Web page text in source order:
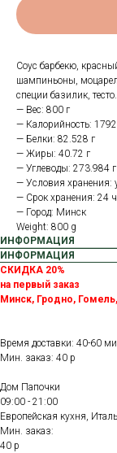
Соус барбекю,
шампиньоны,
специи базилик, тесто.
— Вес: 800 г
— Калорийность:
— Белки: 82.528 г
— Жиры: 40.72 г
— Углеводы: 273.984 г
— Условия хранения:
— Срок хранения: 24
— Город: Минск
Weight: 800 g
ИНФОРМАЦИЯ
ИНФОРМАЦИЯ
СКИДКА 20%
на первый заказ
Минск, Гродно,
Время доставки: 40-60
Мин. заказ: 40 р
Дом Папочки
09:00 - 21:00
Европейская кухня,
Мин. заказ:
40 р